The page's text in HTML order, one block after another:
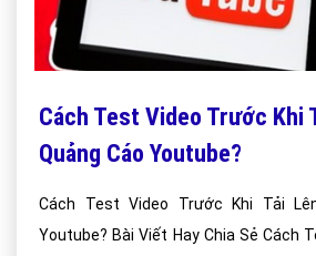
Cách Test Video Trước Khi
Quảng Cáo Youtube?
Cách Test Video Trước Khi Tải
Youtube? Bài Viết Hay Chia Sẻ Cách